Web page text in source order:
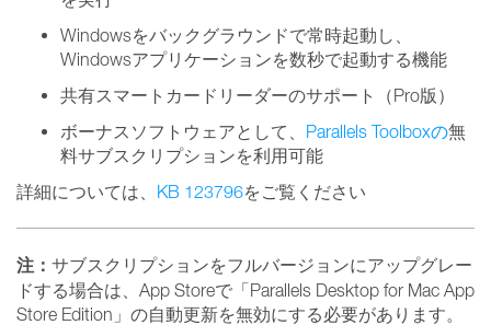
Windowsをバックグラウンドで常時起動し、
Windowsアプリケーションを数秒で起動する機能
共有スマートカードリーダーのサポート（Pro版）
ボーナスソフトウェアとして、 Parallels Toolboxの無
料サブスクリプションを利用可能
詳細については、 KB 123796をご覧ください
注： サブスクリプションをフルバージョンにアップグレー
ドする場合は、App Storeで「Parallels Desktop for Mac App
Store Edition」の自動更新を無効にする必要があります。